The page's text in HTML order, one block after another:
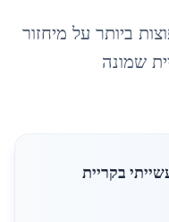
ביותר על מיחזור
שמונה
בקריית